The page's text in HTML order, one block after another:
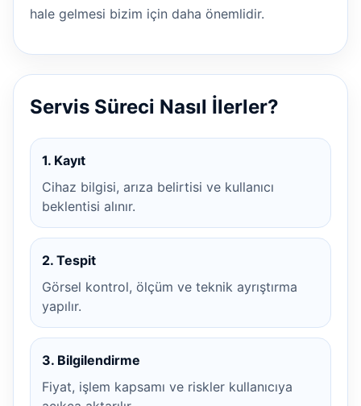
hale gelmesi bizim için daha önemlidir.
Servis Süreci Nasıl İlerler?
1. Kayıt
Cihaz bilgisi, arıza belirtisi ve kullanıcı
beklentisi alınır.
2. Tespit
Görsel kontrol, ölçüm ve teknik ayrıştırma
yapılır.
3. Bilgilendirme
Fiyat, işlem kapsamı ve riskler kullanıcıya